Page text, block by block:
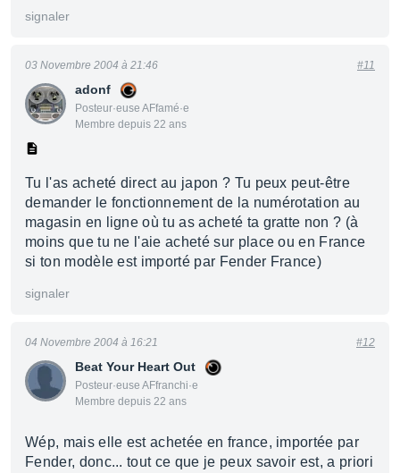
signaler
adonf
Posteur·euse AFfamé·e
Membre depuis 22 ans
03 Novembre 2004 à 21:46 #11
Tu l'as acheté direct au japon ? Tu peux peut-être
demander le fonctionnement de la numérotation au
magasin en ligne où tu as acheté ta gratte non ? (à
moins que tu ne l'aie acheté sur place ou en France
si ton modèle est importé par Fender France)
signaler
Beat Your Heart Out
Posteur·euse AFfranchi·e
Membre depuis 22 ans
04 Novembre 2004 à 16:21 #12
Wép, mais elle est achetée en france, importée par
Fender, donc... tout ce que je peux savoir est, a priori